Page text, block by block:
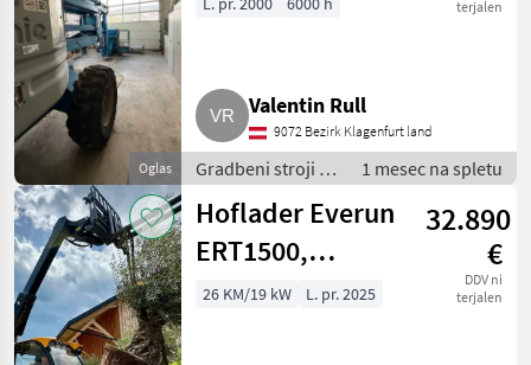
Oglas
terjalen
Valentin Rull
9072 Bezirk Klagenfurt land
Gradbeni stroji /
Teleskopski
nakladalniki
1 mesec na spletu
Hoflader Everun
ERT1500,
Perkins Motor,
32.890
€
DDV ni
terjalen
26 KM/19 kW L. pr. 2025